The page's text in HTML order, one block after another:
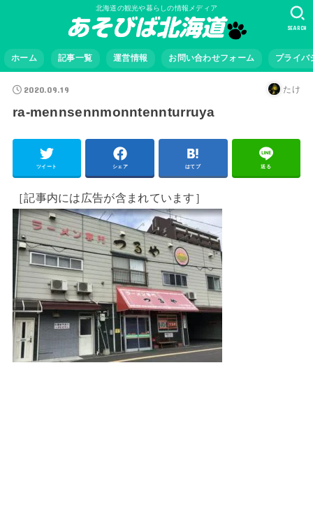
北海道の観光や暮らしの情報メディア
ホーム 記事一覧 運営情報 お問い合わせフォーム プライバ
SEARCH
2020.09.19 たけ
ra-mennsennmonntennturruya
ツイート シェア はてブ 送る
［記事内には広告が含まれています］